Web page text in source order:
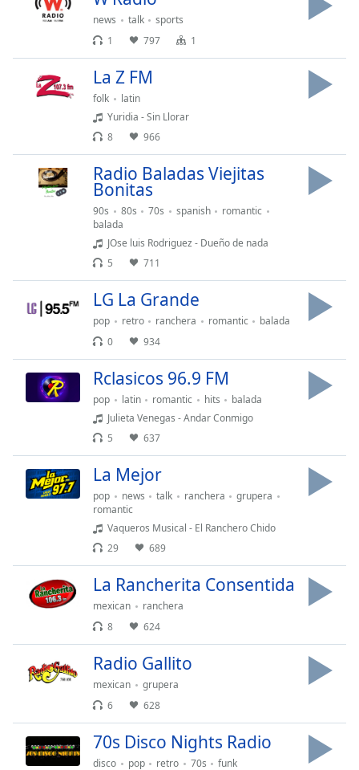
Close
news talk
sports
1
797 1
La Z FM
folk
latin
Yuridia - Sin Llorar
8
966
Radio Baladas Viejitas
Bonitas
90s 80s 70s spanish
romantic
balada
JOse luis Rodriguez - Dueño de nada
5
711
LG La Grande
pop retro ranchera romantic
balada
0
934
Rclasicos 96.9 FM
pop latin romantic hits
balada
Julieta Venegas - Andar Conmigo
5
637
La Mejor
pop news talk ranchera
grupera
romantic
Vaqueros Musical - El Ranchero Chido
29
689
La Rancherita Consentida
mexican
ranchera
8
624
Radio Gallito
mexican
grupera
6
628
70s Disco Nights Radio
disco pop retro 70s funk